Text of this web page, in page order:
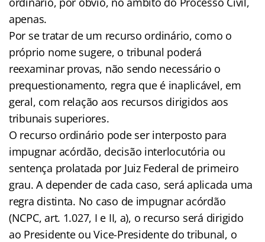
apenas.
Por se tratar de um recurso ordinário, como o
próprio nome sugere, o tribunal poderá
reexaminar provas, não sendo necessário o
prequestionamento, regra que é inaplicável, em
geral, com relação aos recursos dirigidos aos
tribunais superiores.
O recurso ordinário pode ser interposto para
impugnar acórdão, decisão interlocutória ou
sentença prolatada por Juiz Federal de primeiro
grau. A depender de cada caso, será aplicada uma
regra distinta. No caso de impugnar acórdão
(NCPC, art. 1.027, I e II, a), o recurso será dirigido
ao Presidente ou Vice-Presidente do tribunal, o